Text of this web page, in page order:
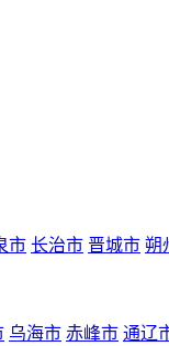
市 长治市 晋城市 朔
乌海市 赤峰市 通辽